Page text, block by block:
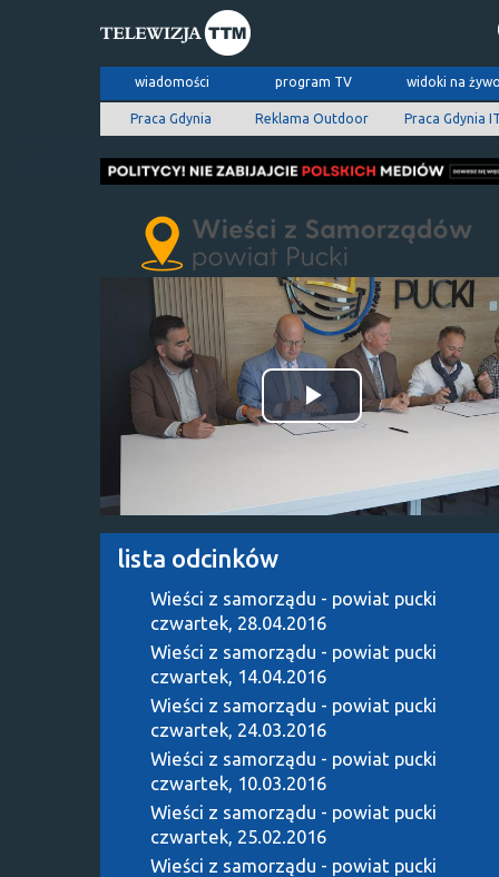
wiadomości program TV widoki na
Praca Gdynia Reklama Outdoor Praca Gdynia
Odtwórz
lista odcinków
Wieści z samorządu - powiat pucki
czwartek, 28.04.2016
Wieści z samorządu - powiat pucki
czwartek, 14.04.2016
Wieści z samorządu - powiat pucki
czwartek, 24.03.2016
Wieści z samorządu - powiat pucki
czwartek, 10.03.2016
Wieści z samorządu - powiat pucki
czwartek, 25.02.2016
Wieści z samorządu - powiat pucki